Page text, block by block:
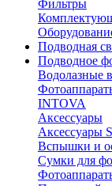
Фильтры
Подводная
Подводное
Водолазные
INTOVA
Аксессуары
Аксессуары
Вспышки и
Сумки для